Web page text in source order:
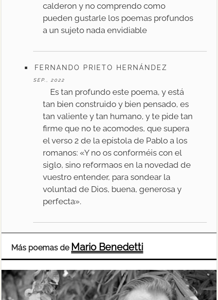
calderon y no comprendo como
pueden gustarle los poemas profundos
a un sujeto nada envidiable
FERNANDO PRIETO HERNÁNDEZ
SEP., 2022
Es tan profundo este poema, y está
tan bien construido y bien pensado, es
tan valiente y tan humano, y te pide tan
firme que no te acomodes, que supera
el verso 2 de la epístola de Pablo a los
romanos: «Y no os conforméis con el
siglo, sino reformaos en la novedad de
vuestro entender, para sondear la
voluntad de Dios, buena, generosa y
perfecta».
Más poemas de Mario Benedetti